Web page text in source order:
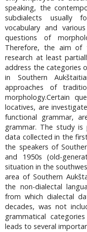
speaking, the
subdialects usually
vocabulary and
questions of
Therefore, the aim
research at least
address the categories
in Southern
approaches of
morphology.Certain
locatives, are
functional grammar,
grammar. The study is
data collected in the
the speakers of
and 1950s (old-
situation in the
area of Southern
the non-dialectal
from which dialectal
decades, was not
grammatical
leads to several